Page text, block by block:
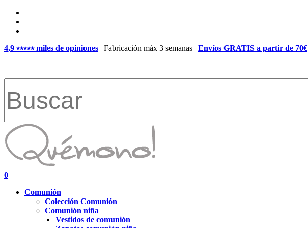
Skip
main
4,9 ⭑⭑⭑⭑⭑ miles de opiniones | Fabricación máx 3 semanas | Envíos GRATIS a partir de 70€
Close
Search
search
account
0
Comunión
Colección Comunión
Comunión niña
Vestidos de comunión